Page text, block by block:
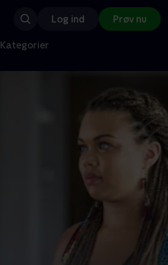
Log ind Prøv nu
Kategorier